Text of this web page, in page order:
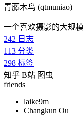
青藤木鸟 (qtmuniao)
一个喜欢摄影的大规
242 日志
113 分类
298 标签
知乎 B站 图虫
friends
laike9m
Changkun Ou